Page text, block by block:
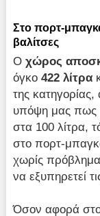
Στο πορτ-
βαλίτσες
Οχώρος
όγκο422 λίτρα
της
υπόψη μας πως
στα 100 λίτρα,
στο πορτ-
χωρίς
να εξυπηρετεί
Όσον αφορά στο